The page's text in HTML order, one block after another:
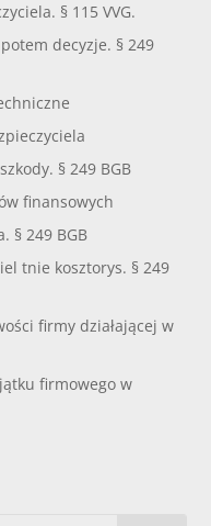
§ 115 VVG.
decyzje. § 249
§ 249 BGB
finansowych
§ 249 BGB
tnie kosztorys. § 249
firmy działającej w
firmowego w